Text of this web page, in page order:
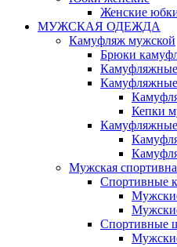
Женские
МУЖСКАЯ ОДЕЖДА
Камуфляж мужской
Брюки
Кепки
Мужская
Спортивные
Спортивные